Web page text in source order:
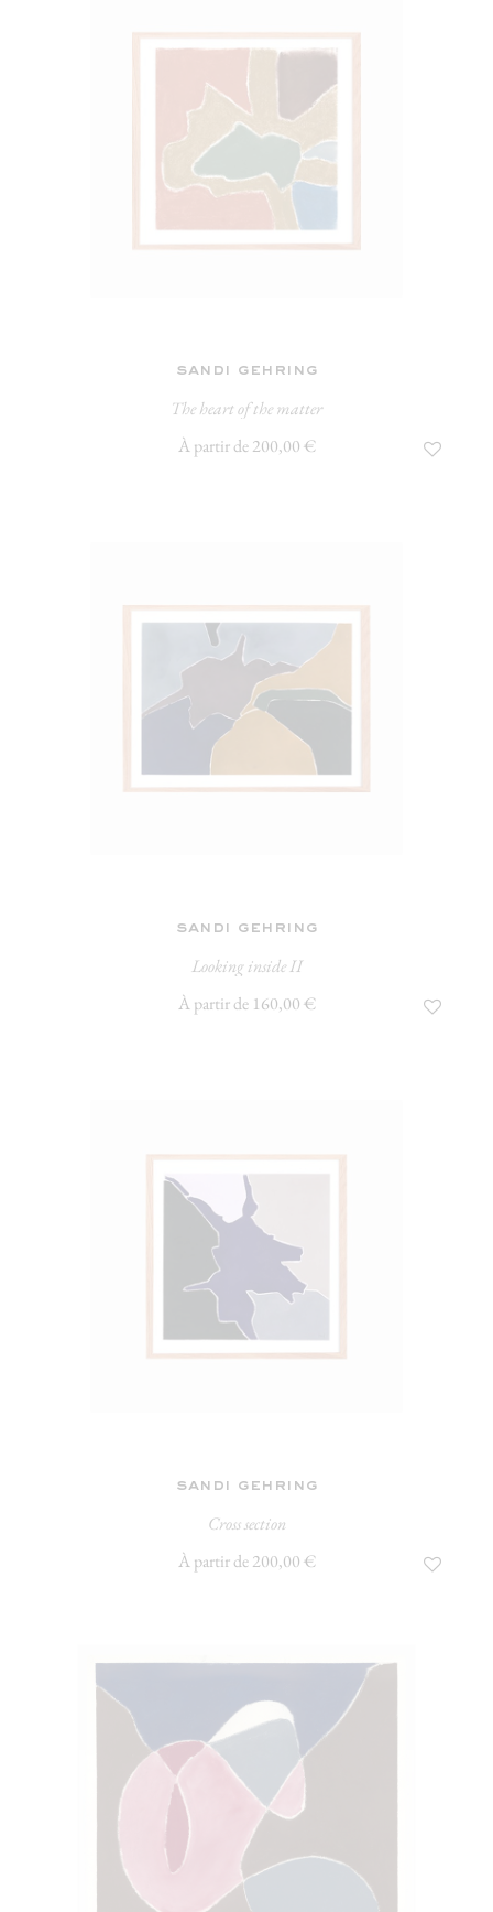
sandi gehring
The heart of the matter
À partir de 200,00 €
sandi gehring
Looking inside II
À partir de 160,00 €
sandi gehring
Cross section
À partir de 200,00 €